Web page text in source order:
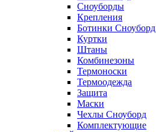
Сноуборды
Крепления
Ботинки Сноуборд
Куртки
Штаны
Комбинезоны
Термоноски
Термоодежда
Защита
Маски
Чехлы Сноуборд
Комплектующие